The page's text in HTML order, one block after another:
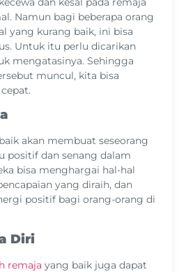
Namun bagi beberapa orang
yang kurang baik, ini bisa
Untuk itu perlu dicarikan
mengatasinya. Sehingga
muncul, kita bisa
akan membuat seseorang
positif dan senang dalam
bisa menghargai hal-hal
yang diraih, dan
positif bagi orang-orang di
Diri
remaja yang baik juga dapat